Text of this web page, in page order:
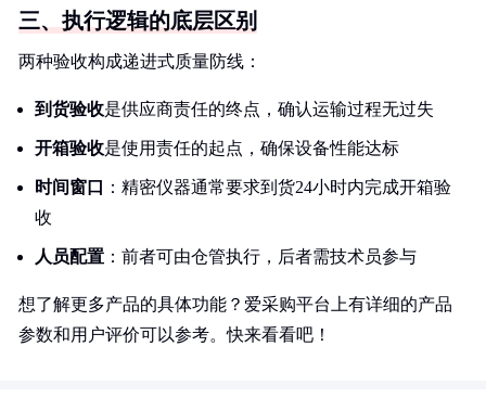
三、执行逻辑的底层区别
两种验收构成递进式质量防线：
到货验收是供应商责任的终点，确认运输过程无过失
开箱验收是使用责任的起点，确保设备性能达标
时间窗口
：精密仪器通常要求到货24小时内完成开箱验
收
人员配置 ：前者可由仓管执行，后者需技术员参与
想了解更多产品的具体功能？爱采购平台上有详细的产品
参数和用户评价可以参考。快来看看吧！